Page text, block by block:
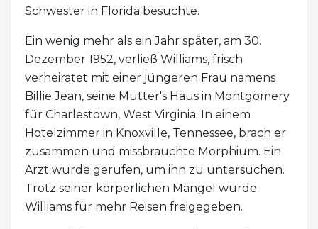
Schwester in Florida besuchte.
Ein wenig mehr als ein Jahr später, am 30.
Dezember 1952, verließ Williams, frisch
verheiratet mit einer jüngeren Frau namens
Billie Jean, seine Mutter's Haus in Montgomery
für Charlestown, West Virginia. In einem
Hotelzimmer in Knoxville, Tennessee, brach er
zusammen und missbrauchte Morphium. Ein
Arzt wurde gerufen, um ihn zu untersuchen.
Trotz seiner körperlichen Mängel wurde
Williams für mehr Reisen freigegeben.